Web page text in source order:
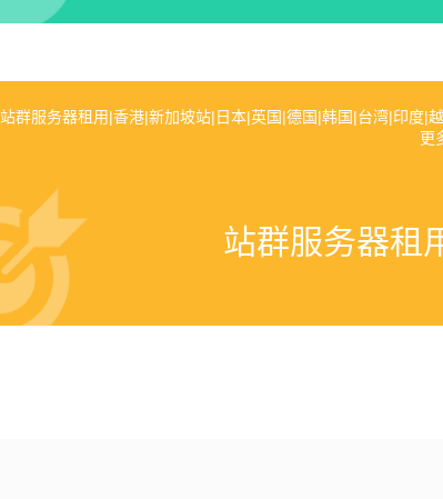
群服务器租用|香港|新加坡站|日本|英国|德国|韩国|台湾|印度|
更
站群服务器租